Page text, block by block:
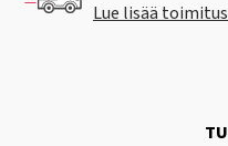
Lue lisää